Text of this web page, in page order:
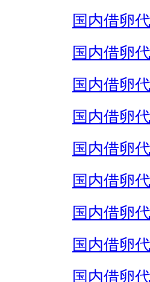
国内借卵
国内借卵
国内借卵
国内借卵
国内借卵
国内借卵
国内借卵
国内借卵
国内借卵